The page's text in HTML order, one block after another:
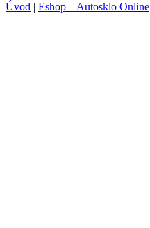
Úvod | Eshop – Autosklo Online